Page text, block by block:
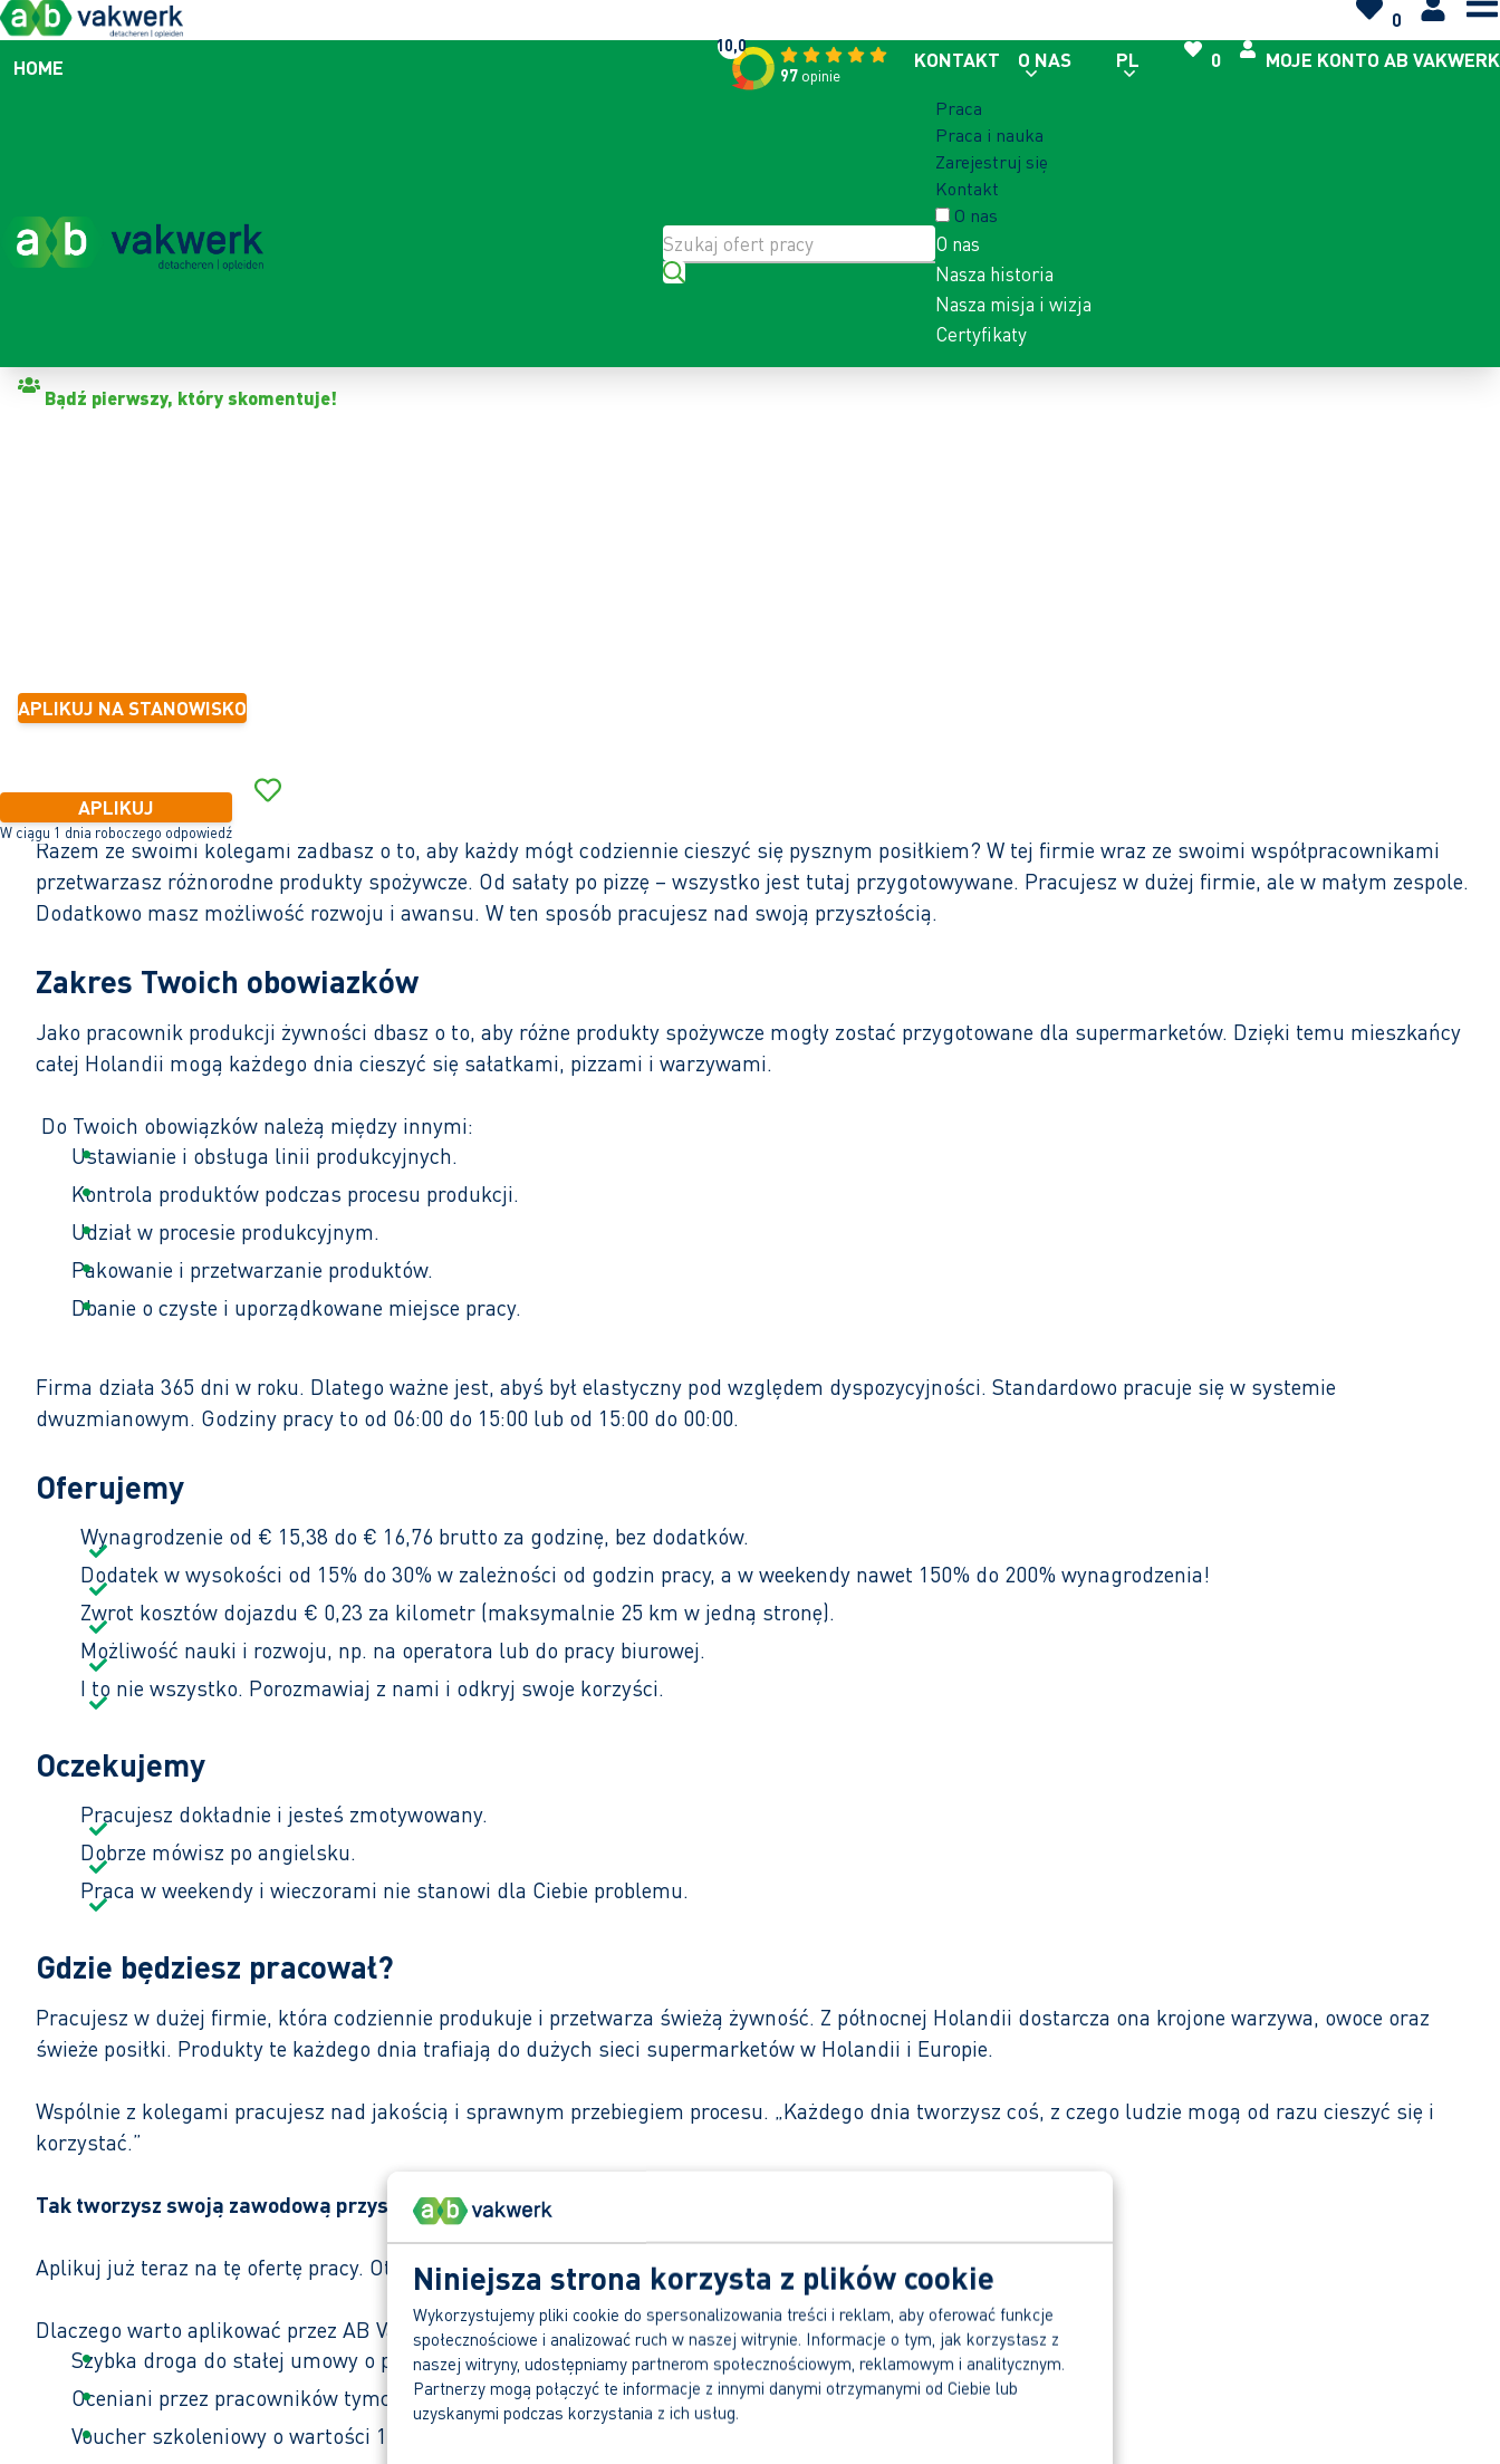
Niniejsza strona korzysta z plików cookie
Wykorzystujemy pliki cookie do spersonalizowania treści i reklam, aby oferować funkcje
społecznościowe i analizować ruch w naszej witrynie. Informacje o tym, jak korzystasz z
naszej witryny, udostępniamy partnerom społecznościowym, reklamowym i analitycznym.
Partnerzy mogą połączyć te informacje z innymi danymi otrzymanymi od Ciebie lub
uzyskanymi podczas korzystania z ich usług.
0
HOME
10,0
97 opinie
KONTAKT O NAS PL 0 MOJE KONTO AB VAKWERK
Praca
Praca i nauka
Zarejestruj się
Kontakt
O nas
O nas
Nasza historia
Nasza misja i wizja
Certyfikaty
Bądź pierwszy, który skomentuje!
APLIKUJ NA STANOWISKO
APLIKUJ
W ciągu 1 dnia roboczego odpowiedź
Razem ze swoimi kolegami zadbasz o to, aby każdy mógł codziennie cieszyć się pysznym posiłkiem? W tej firmie wraz ze swoimi współpracownikami
przetwarzasz różnorodne produkty spożywcze. Od sałaty po pizzę – wszystko jest tutaj przygotowywane. Pracujesz w dużej firmie, ale w małym zespole.
Dodatkowo masz możliwość rozwoju i awansu. W ten sposób pracujesz nad swoją przyszłością.
Zakres Twoich obowiazków
Jako pracownik produkcji żywności dbasz o to, aby różne produkty spożywcze mogły zostać przygotowane dla supermarketów. Dzięki temu mieszkańcy
całej Holandii mogą każdego dnia cieszyć się sałatkami, pizzami i warzywami.
Do Twoich obowiązków należą między innymi:
Ustawianie i obsługa linii produkcyjnych.
Kontrola produktów podczas procesu produkcji.
Udział w procesie produkcyjnym.
Pakowanie i przetwarzanie produktów.
Dbanie o czyste i uporządkowane miejsce pracy.
Firma działa 365 dni w roku. Dlatego ważne jest, abyś był elastyczny pod względem dyspozycyjności. Standardowo pracuje się w systemie
dwuzmianowym. Godziny pracy to od 06:00 do 15:00 lub od 15:00 do 00:00.
Oferujemy
Wynagrodzenie od € 15,38 do € 16,76 brutto za godzinę, bez dodatków.
Dodatek w wysokości od 15% do 30% w zależności od godzin pracy, a w weekendy nawet 150% do 200% wynagrodzenia!
Zwrot kosztów dojazdu € 0,23 za kilometr (maksymalnie 25 km w jedną stronę).
Możliwość nauki i rozwoju, np. na operatora lub do pracy biurowej.
I to nie wszystko. Porozmawiaj z nami i odkryj swoje korzyści.
Oczekujemy
Pracujesz dokładnie i jesteś zmotywowany.
Dobrze mówisz po angielsku.
Praca w weekendy i wieczorami nie stanowi dla Ciebie problemu.
Gdzie będziesz pracował?
Pracujesz w dużej firmie, która codziennie produkuje i przetwarza świeżą żywność. Z północnej Holandii dostarcza ona krojone warzywa, owoce oraz
świeże posiłki. Produkty te każdego dnia trafiają do dużych sieci supermarketów w Holandii i Europie.
Wspólnie z kolegami pracujesz nad jakością i sprawnym przebiegiem procesu. „Każdego dnia tworzysz coś, z czego ludzie mogą od razu cieszyć się i
korzystać.”
Tak tworzysz swoją zawodową przyszłość.
Aplikuj już teraz na tę ofertę pracy. Otrzymasz naszą odpowiedź już w ciągu 1 dnia roboczego.
Dlaczego warto aplikować przez AB Vakwerk?
Szybka droga do stałej umowy o pracę.
Oceniani przez pracowników tymczasowych na 9+.
Voucher szkoleniowy o wartości 1.000,00 € na wybrane przez Ciebie szkolenie.